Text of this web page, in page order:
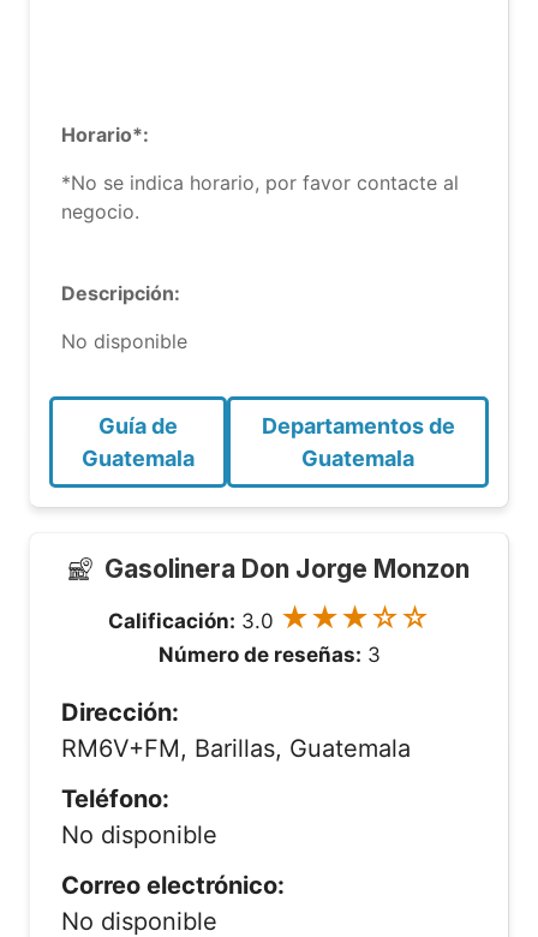
Horario*:
*No se indica horario, por favor contacte al
negocio.
Descripción:
No disponible
Guía de
Guatemala
Departamentos de
Guatemala
Gasolinera Don Jorge Monzon
Calificación: 3.0 ★★★☆☆
Número de reseñas: 3
Dirección:
RM6V+FM, Barillas, Guatemala
Teléfono:
No disponible
Correo electrónico:
No disponible